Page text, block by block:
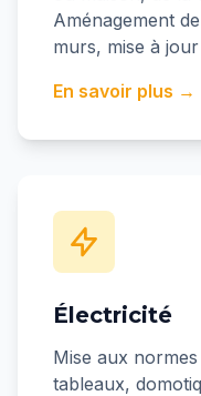
Aménagement
murs, mise à
En savoir plus →
Électricité
Mise aux
tableaux,